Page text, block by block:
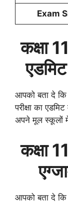
Exam
कक्षा
आपको बता दे कि
परीक्षा का
अपने मूल स्कूलों में
कक्षा
आपको बता दे कि